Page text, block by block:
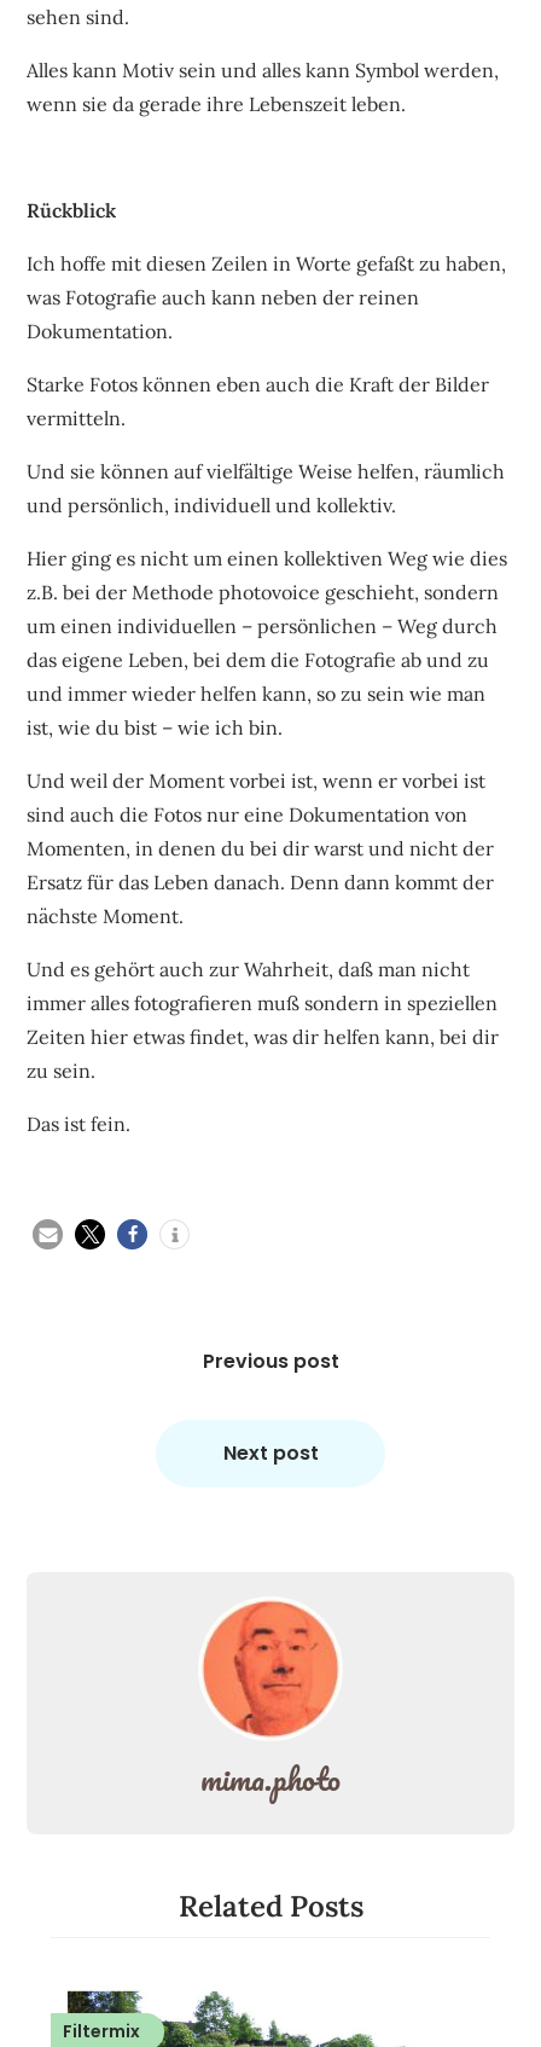
sehen sind.
Alles kann Motiv sein und alles kann Symbol werden,
wenn sie da gerade ihre Lebenszeit leben.
Rückblick
Ich hoffe mit diesen Zeilen in Worte gefaßt zu haben,
was Fotografie auch kann neben der reinen
Dokumentation.
Starke Fotos können eben auch die Kraft der Bilder
vermitteln.
Und sie können auf vielfältige Weise helfen, räumlich
und persönlich, individuell und kollektiv.
Hier ging es nicht um einen kollektiven Weg wie dies
z.B. bei der Methode photovoice geschieht, sondern
um einen individuellen – persönlichen – Weg durch
das eigene Leben, bei dem die Fotografie ab und zu
und immer wieder helfen kann, so zu sein wie man
ist, wie du bist – wie ich bin.
Und weil der Moment vorbei ist, wenn er vorbei ist
sind auch die Fotos nur eine Dokumentation von
Momenten, in denen du bei dir warst und nicht der
Ersatz für das Leben danach. Denn dann kommt der
nächste Moment.
Und es gehört auch zur Wahrheit, daß man nicht
immer alles fotografieren muß sondern in speziellen
Zeiten hier etwas findet, was dir helfen kann, bei dir
zu sein.
Das ist fein.
Previous post
Next post
mima.photo
Related Posts
Filtermix